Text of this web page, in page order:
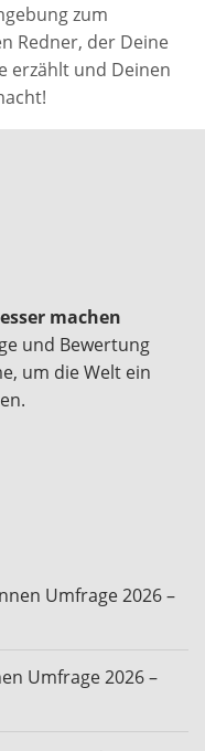
zum
Redner, der Deine
erzählt und Deinen
machen
und Bewertung
um die Welt ein
Umfrage 2026 –
Umfrage 2026 –